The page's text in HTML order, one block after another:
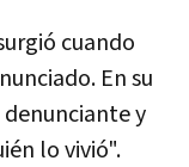
cuando
En su
y
lo vivió".